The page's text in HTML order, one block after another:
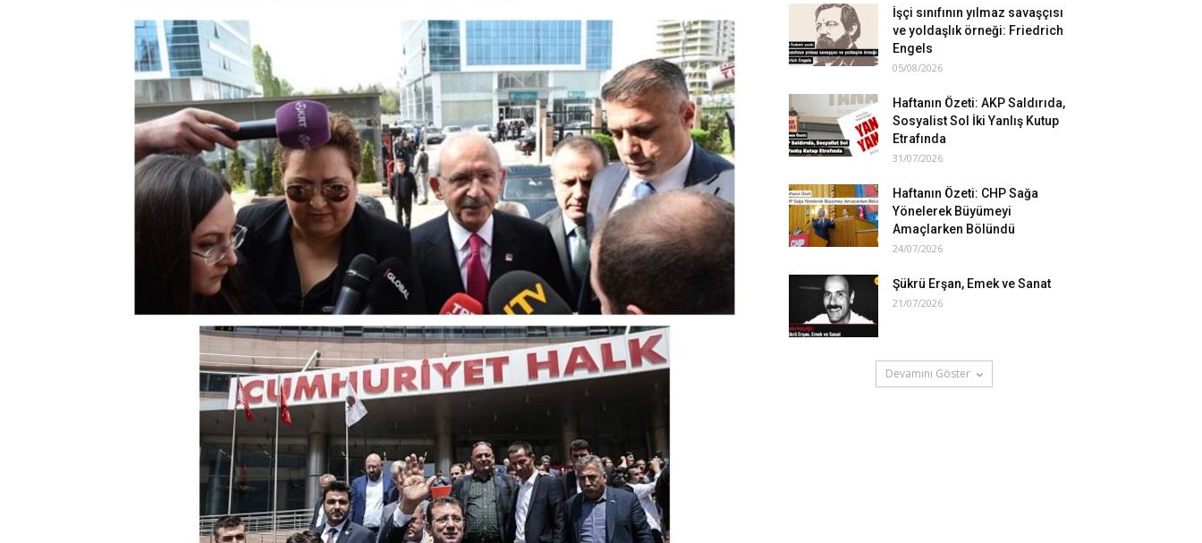
İşçi sınıfının yılmaz savaşçısı
ve yoldaşlık örneği: Friedrich
Engels
05/08/2026
Haftanın Özeti: AKP Saldırıda,
Sosyalist Sol İki Yanlış Kutup
Etrafında
31/07/2026
Haftanın Özeti: CHP Sağa
Yönelerek Büyümeyi
Amaçlarken Bölündü
24/07/2026
Şükrü Erşan, Emek ve Sanat
21/07/2026
Devamını Göster